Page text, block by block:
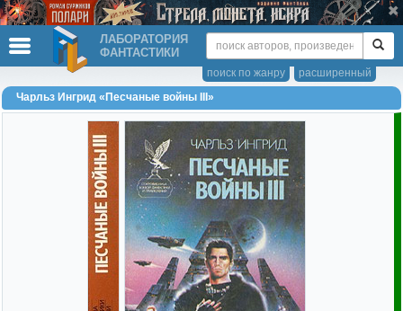
ЛАБОРАТОРИЯ
ФАНТАСТИКИ
расширенный
поиск по жанру
Чарльз Ингрид «Песчаные войны III»